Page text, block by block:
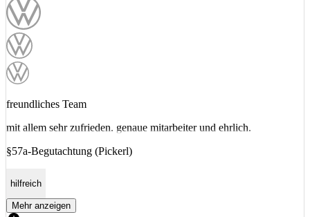
freundliches Team
mit allem sehr zufrieden. genaue mitarbeiter und ehrlich.
§57a-Begutachtung (Pickerl)
hilfreich
Mehr anzeigen